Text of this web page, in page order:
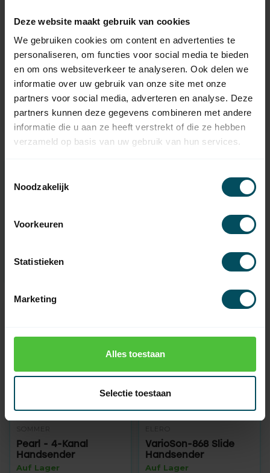
Deze website maakt gebruik van cookies
We gebruiken cookies om content en advertenties te
personaliseren, om functies voor social media te bieden
en om ons websiteverkeer te analyseren. Ook delen we
informatie over uw gebruik van onze site met onze
partners voor social media, adverteren en analyse. Deze
partners kunnen deze gegevens combineren met andere
informatie die u aan ze heeft verstrekt of die ze hebben
verzameld op basis van uw gebruik van hun services.
Noodzakelijk
Voorkeuren
Statistieken
Marketing
Alles toestaan
Selectie toestaan
ELERO
LumeroCom 1-Kanal
Handsender
48,95
ELERO
VarioCom 6-Kanal
Handsender mit
Schieberegler
69,95
Benötigen Sie Hilfe bei der
Kontaktieren Sie einen unserer Mitarbeiter
Pearl - 4-Kanal
Handsender
Auf Lager
VarioSon-868 Slide
Handsender
Auf Lager